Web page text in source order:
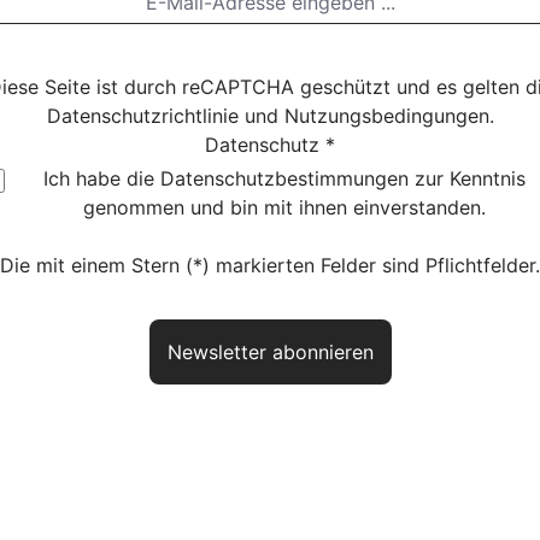
Seite ist durch reCAPTCHA geschützt und es gelten
Datenschutzrichtlinieund Nutzungsbedingungen.
Datenschutz *
Ich habe die Datenschutzbestimmungen zur Kenntnis
genommen und bin mit ihnen einverstanden.
Die mit einem Stern (*) markierten Felder sind Pflichtfelder.
Newsletter abonnieren